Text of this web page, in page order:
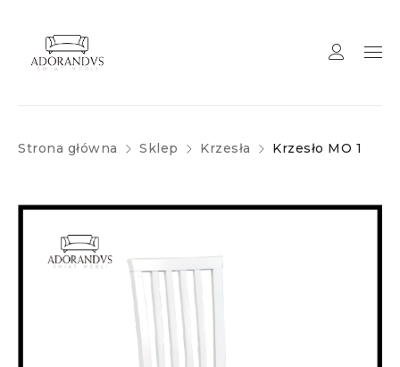
Strona główna Sklep Krzesła Krzesło MO 1